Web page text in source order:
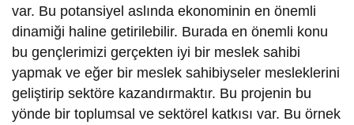
var. Bu potansiyel aslında ekonominin en önemli
dinamiği haline getirilebilir. Burada en önemli konu
bu gençlerimizi gerçekten iyi bir meslek sahibi
yapmak ve eğer bir meslek sahibiyseler mesleklerini
geliştirip sektöre kazandırmaktır. Bu projenin bu
yönde bir toplumsal ve sektörel katkısı var. Bu örnek